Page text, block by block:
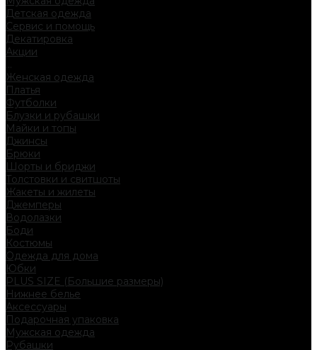
Детская одежда
Сервис и помощь
Декатировка
Акции
...
Женская одежда
Платья
Футболки
Блузки и рубашки
Майки и топы
Джинсы
Брюки
Шорты и бриджи
Толстовки и свитшоты
Жакеты и жилеты
Джемперы
Водолазки
Боди
Костюмы
Одежда для дома
Юбки
PLUS SIZE (Большие размеры)
Нижнее белье
Аксессуары
Подарочная упаковка
Мужская одежда
Рубашки